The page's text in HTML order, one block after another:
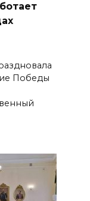
Победы